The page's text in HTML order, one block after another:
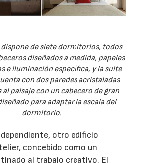
dispone de siete dormitorios, todos
diseñados a medida, papeles
e iluminación específica, y la suite
con dos paredes acristaladas
paisaje con un cabecero de gran
para adaptar la escala del
dormitorio.
otro edificio
concebido como un
al trabajo creativo. El